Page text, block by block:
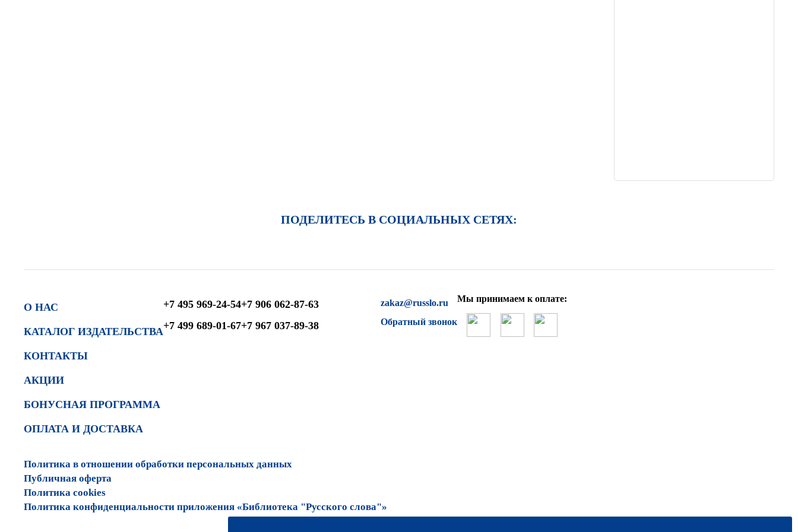
ПОДЕЛИТЕСЬ В СОЦИАЛЬНЫХ СЕТЯХ:
О НАС
КАТАЛОГ ИЗДАТЕЛЬСТВА
КОНТАКТЫ
АКЦИИ
БОНУСНАЯ ПРОГРАММА
ОПЛАТА И ДОСТАВКА
+7 495 969-24-54
+7 499 689-01-67
+7 906 062-87-63
+7 967 037-89-38
zakaz@russlo.ru
Обратный звонок
Мы принимаем к оплате:
Политика в отношении обработки персональных данных
Публичная оферта
Политика cookies
Политика конфиденциальности приложения «Библиотека "Русского слова"»